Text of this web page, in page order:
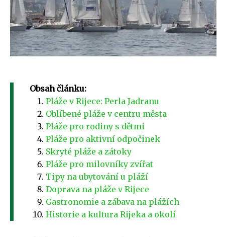
Obsah článku:
Pláže v Rijece: Perla Jadranu
Oblíbené pláže v centru města
Pláže pro rodiny s dětmi
Pláže pro aktivní odpočinek
Skryté pláže a zátoky
Pláže pro milovníky zvířat
Tipy na ubytování u pláží
Doprava na pláže v Rijece
Gastronomie a zábava na plážích
Historie a kultura Rijeka a okolí